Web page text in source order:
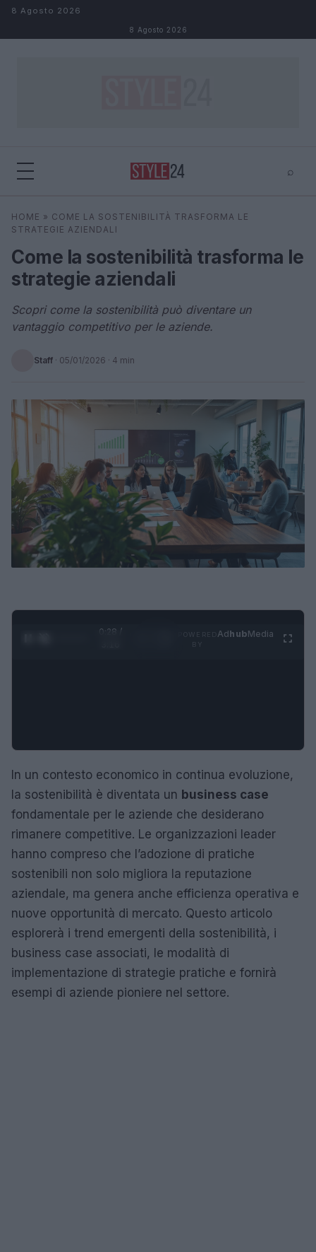
Salta al contenuto
8 Agosto 2026
8 Agosto 2026
⌕
Cerca
HOME » COME LA SOSTENIBILITÀ TRASFORMA LE
STRATEGIE AZIENDALI
Come la sostenibilità trasforma le
strategie aziendali
Scopri come la sostenibilità può diventare un
vantaggio competitivo per le aziende.
Staff · 05/01/2026 · 4 min
0:29 /
AdhubMedia
In un contesto economico in continua evoluzione,
la sostenibilità è diventata un business case
fondamentale per le aziende che desiderano
rimanere competitive. Le organizzazioni leader
hanno compreso che l’adozione di pratiche
sostenibili non solo migliora la reputazione
aziendale, ma genera anche efficienza operativa e
nuove opportunità di mercato. Questo articolo
esplorerà i trend emergenti della sostenibilità, i
business case associati, le modalità di
implementazione di strategie pratiche e fornirà
esempi di aziende pioniere nel settore.